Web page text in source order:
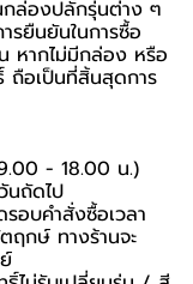
กล่องปลั๊กรุ่นต่าง ๆ
ยืนยันในการซื้อ
หากไม่มีกล่อง หรือ
ถือเป็นที่สิ้นสุดการ
- 18.00 น.)
นถัดไป
อบคำสั่งซื้อเวลา
ฤกษ์ ทางร้านจะ